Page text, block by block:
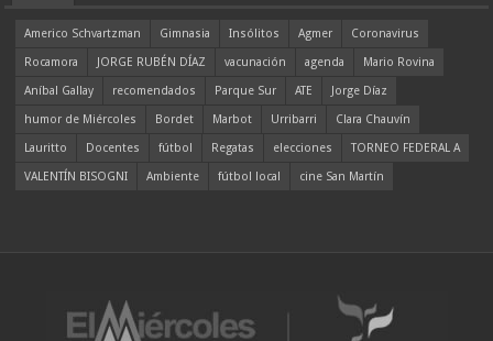
Americo Schvartzman Gimnasia Insólitos Agmer
Coronavirus
Rocamora
JORGE RUBÉN DÍAZ vacunación agenda
Mario Rovina
Aníbal Gallay
recomendados Parque Sur ATE
Jorge Díaz
humor de Miércoles
Bordet Marbot Urribarri
Clara Chauvín
Lauritto
Docentes fútbol Regatas elecciones
TORNEO FEDERAL A
VALENTÍN BISOGNI
Ambiente fútbol local cine San Martín